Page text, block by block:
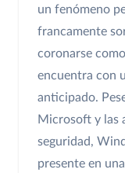
un fenómeno
francamente
coronarse
encuentra con
anticipado.
Microsoft y las
seguridad,
presente en